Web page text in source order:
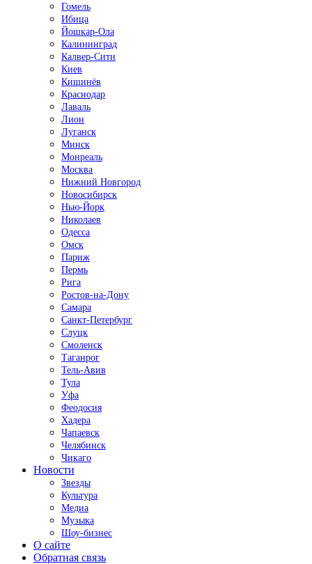
Гомель
Ибица
Йошкар-Ола
Калининград
Калвер-Сити
Киев
Кишинёв
Краснодар
Лаваль
Лион
Луганск
Минск
Монреаль
Москва
Нижний Новгород
Новосибирск
Нью-Йорк
Николаев
Одесса
Омск
Париж
Пермь
Рига
Ростов-на-Дону
Самара
Санкт-Петербург
Слуцк
Смоленск
Таганрог
Тель-Авив
Тула
Уфа
Феодосия
Хадера
Чапаевск
Челябинск
Чикаго
Новости
Звезды
Культура
Медиа
Музыка
Шоу-бизнес
О сайте
Обратная связь